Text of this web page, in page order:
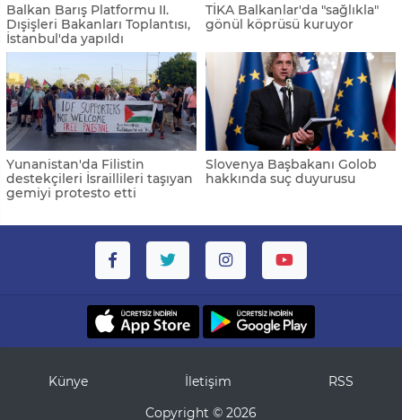
Balkan Barış Platformu II.
Dışişleri Bakanları Toplantısı,
İstanbul'da yapıldı
TİKA Balkanlar'da "sağlıkla"
gönül köprüsü kuruyor
Yunanistan'da Filistin
destekçileri İsraillileri taşıyan
gemiyi protesto etti
Slovenya Başbakanı Golob
hakkında suç duyurusu
Künye İletişim
RSS
Copyright © 2026